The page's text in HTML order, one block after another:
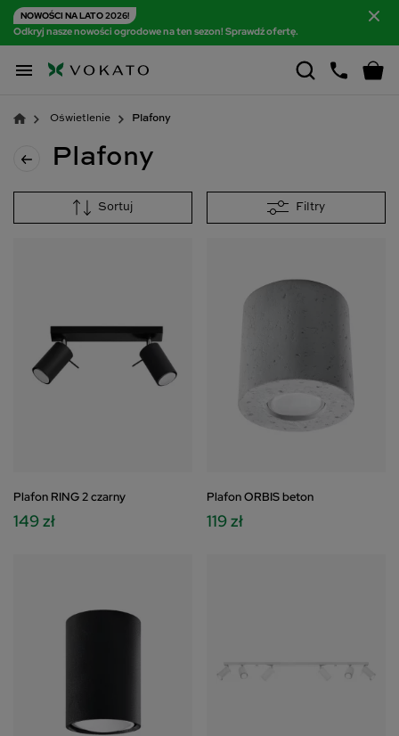
NOWOŚCI NA LATO 2026!
Odkryj nasze nowości ogrodowe na ten sezon! Sprawdź ofertę.

Oświetlenie Plafony
Plafony
Sortuj Filtry
Plafon RING 2 czarny
149 zł
Plafon ORBIS beton
119 zł